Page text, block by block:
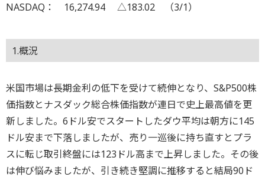
NASDAQ： 16,274.94 △183.02 （3/1）
1.概況
米国市場は長期金利の低下を受けて続伸となり、S&P500株
価指数とナスダック総合株価指数が連日で史上最高値を更
新しました。6ドル安でスタートしたダウ平均は朝方に145
ドル安まで下落しましたが、売り一巡後に持ち直すとプラ
スに転じ取引終盤には123ドル高まで上昇しました。その後
は伸び悩みましたが、引き続き堅調に推移すると結局90ド